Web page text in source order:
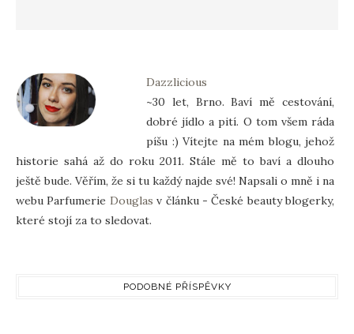
Dazzlicious
~30 let, Brno. Baví mě cestování,
dobré jídlo a pití. O tom všem ráda
píšu :) Vítejte na mém blogu, jehož
historie sahá až do roku 2011. Stále mě to baví a dlouho
ještě bude. Věřím, že si tu každý najde své! Napsali o mně i na
webu Parfumerie Douglas v článku - České beauty blogerky,
které stojí za to sledovat.
PODOBNÉ PŘÍSPĚVKY